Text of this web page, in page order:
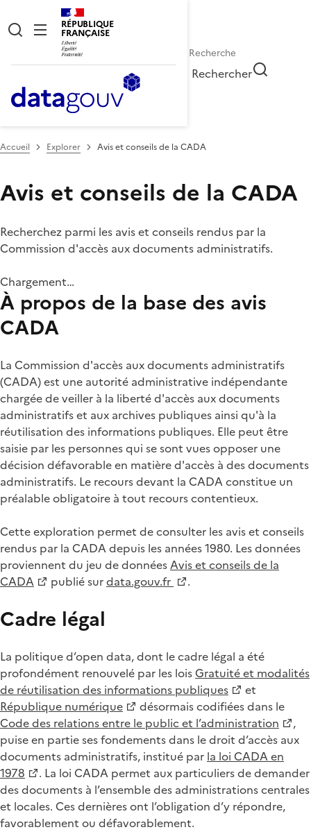
RÉPUBLIQUE
FRANÇAISE
Rechercher
Accueil Explorer Avis et conseils de la CADA
Avis et conseils de la CADA
Recherchez parmi les avis et conseils rendus par la
Commission d'accès aux documents administratifs.
Chargement…
À propos de la base des avis
CADA
La Commission d'accès aux documents administratifs
(CADA) est une autorité administrative indépendante
chargée de veiller à la liberté d'accès aux documents
administratifs et aux archives publiques ainsi qu'à la
réutilisation des informations publiques. Elle peut être
saisie par les personnes qui se sont vues opposer une
décision défavorable en matière d'accès à des documents
administratifs. Le recours devant la CADA constitue un
préalable obligatoire à tout recours contentieux.
Cette exploration permet de consulter les avis et conseils
rendus par la CADA depuis les années 1980. Les données
proviennent du jeu de donnéesAvis et conseils de la
CADA
publié surdata.gouv.fr .
Cadre légal
La politique d’open data, dont le cadre légal a été
profondément renouvelé par les loisGratuité et modalités
de réutilisation des informations publiques
et
République numérique
désormais codifiées dans le
Code des relations entre le public et l’administration
,
puise en partie ses fondements dans le droit d’accès aux
documents administratifs, institué par la loi CADA en
1978
. La loi CADA permet aux particuliers de demander
des documents à l’ensemble des administrations centrales
et locales. Ces dernières ont l’obligation d’y répondre,
favorablement ou défavorablement.